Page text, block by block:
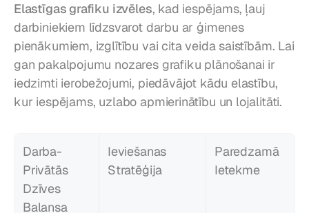
Elastīgas grafiku izvēles, kad iespējams, ļauj
darbiniekiem līdzsvarot darbu ar ģimenes
pienākumiem, izglītību vai cita veida saistībām. Lai
gan pakalpojumu nozares grafiku plānošanai ir
iedzimti ierobežojumi, piedāvājot kādu elastību,
kur iespējams, uzlabo apmierinātību un lojalitāti.
Darba-
Privātās
Dzīves
Balansa
Ieviešanas
Stratēģija
Paredzamā
Ietekme